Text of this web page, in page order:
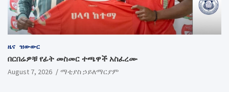
ዜና ዝውውር
በርበሬዎቹ የፊት መስመር ተጫዋች አስፈረሙ
August 7, 2026 ማቲያስ ኃይለማርያም